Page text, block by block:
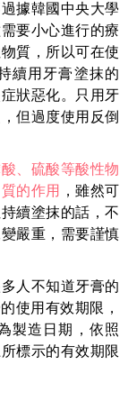
據韓國中央大學
要小心進行的療
質，所以可在使
續用牙膏塗抹的
狀惡化。只用牙
但過度使用反倒
、硫酸等酸性物
的作用
，雖然可
續塗抹的話，不
嚴重，需要謹慎
多人不知道牙膏的
使用有效期限，
製造日期，依照
標示的有效期限